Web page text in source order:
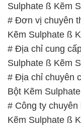
Sulphate ß Kẽm
# Đơn vị chuyên
Kẽm Sulphate ß
# Địa chỉ cung
Sulphate ß Kẽm
# Địa chỉ chuyên
Bột Kẽm
# Công ty
Kẽm Sulphate ß